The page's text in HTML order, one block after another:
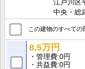
江戸川区
中央・総
この建物のすべての
8.5万円
管理費 0円
共益費 0円